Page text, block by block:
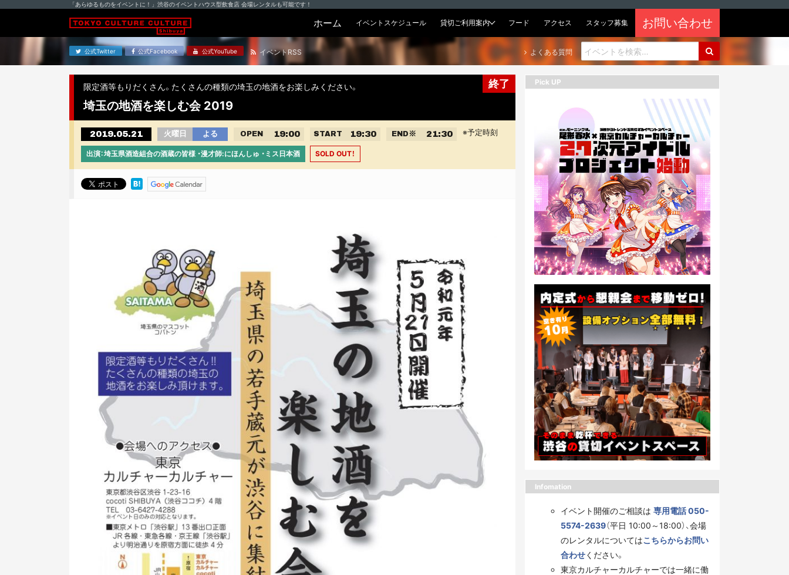
「あらゆるものをイベントに！」渋谷のイベントハウス型飲食店 会場レンタルも可能です！
ホーム イベントスケジュール 貸切ご利用案内 フード アクセス スタッフ募集 お問い合わせ
公式Twitter 公式Facebook 公式YouTube イベントRSS よくある質問
終了
限定酒等もりだくさん。たくさんの種類の埼玉の地酒をお楽しみください。
埼玉の地酒を楽しむ会 2019
2019.05.21 火曜日 よる OPEN 19:00 START 19:30 END ※ 21:30 ※予定時刻
出演：埼玉県酒造組合の酒蔵の皆様 ・漫才師:にほんしゅ ・ミス日本酒 SOLD OUT！
Pick UP
Infomation
イベント開催のご相談は 専用電話 050-
5574-2639（平日 10:00～18:00）、会場
のレンタルについてはこちらからお問い
合わせください。
東京カルチャーカルチャーでは一緒に働